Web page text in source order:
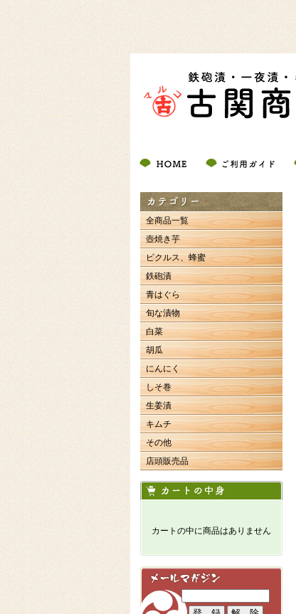
全商品一覧
壺焼き芋
ピクルス、蜂蜜
鉄砲漬
青はぐら
旬な漬物
白菜
胡瓜
にんにく
しそ巻
生姜漬
キムチ
その他
店頭販売品
カートの中に商品はありません